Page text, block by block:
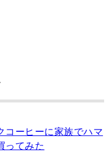
コーヒーに家族でハマ
ってみた